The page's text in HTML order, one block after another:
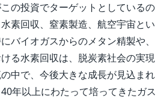
の投資でターゲットとしているの
素回収、窒素製造、航空宇宙とい
バイオガスからのメタン精製や、
る水素回収は、脱炭素社会の実現
中で、今後大きな成長が見込まれ
年以上にわたって培ってきたガス